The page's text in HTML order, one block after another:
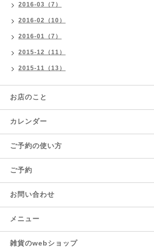
2016-03（7）
2016-02（10）
2016-01（7）
2015-12（11）
2015-11（13）
お店のこと
カレンダー
ご予約の使い方
ご予約
お問い合わせ
メニュー
雑貨のwebショップ